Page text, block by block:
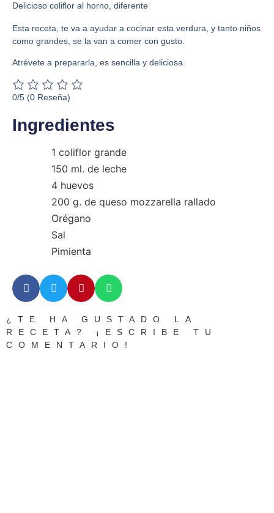
Delicioso coliflor al horno, diferente
Esta receta, te va a ayudar a cocinar esta verdura, y tanto niños
como grandes, se la van a comer con gusto.
Atrévete a prepararla, es sencilla y deliciosa.
0/5 (0 Reseña)
Ingredientes
1 coliflor grande
150 ml. de leche
4 huevos
200 g. de queso mozzarella rallado
Orégano
Sal
Pimienta
¿TE HA GUSTADO LA
RECETA? ¡ESCRIBE TU
COMENTARIO!